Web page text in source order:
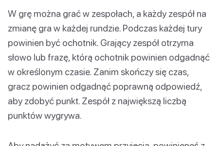
W grę można grać w zespołach, a każdy zespół na
zmianę gra w każdej rundzie. Podczas każdej tury
powinien być ochotnik. Grający zespół otrzyma
słowo lub frazę, którą ochotnik powinien odgadnąć
w określonym czasie. Zanim skończy się czas,
gracz powinien odgadnąć poprawną odpowiedź,
aby zdobyć punkt. Zespół z największą liczbą
punktów wygrywa.